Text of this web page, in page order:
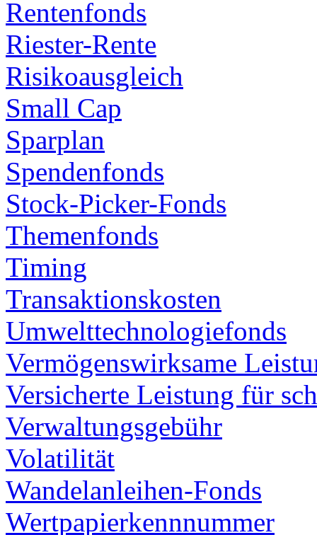
Rentenfonds
Riester-Rente
Risikoausgleich
Small Cap
Sparplan
Spendenfonds
Stock-Picker-Fonds
Themenfonds
Timing
Transaktionskosten
Umwelttechnologiefonds
Vermögenswirksame
Versicherte Leistung für
Verwaltungsgebühr
Volatilität
Wandelanleihen-Fonds
Wertpapierkennnummer